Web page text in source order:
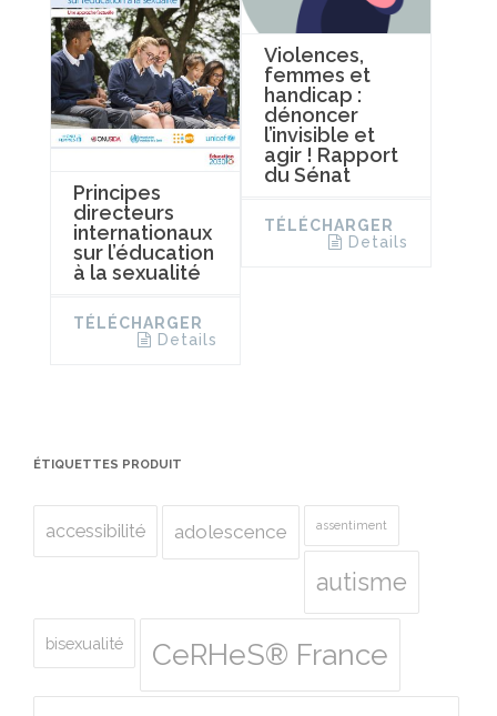
Principes
directeurs
internationaux
sur l’éducation
à la sexualité
TÉLÉCHARGER
Details
Violences,
femmes et
handicap :
dénoncer
l’invisible et
agir ! Rapport
du Sénat
TÉLÉCHARGER
Details
ÉTIQUETTES PRODUIT
accessibilité adolescence assentiment
autisme
bisexualité CeRHeS® France